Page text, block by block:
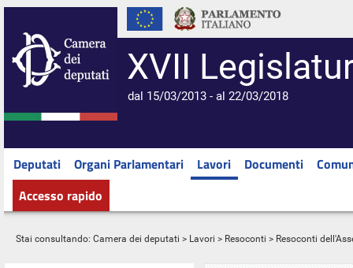
XVII
dal 15/03/2013 - al 22/03/2018
Deputati Organi Parlamentari Lavori Documenti
Accesso rapido
Stai consultando: Camera dei deputati > Lavori > Resoconti > Resoconti